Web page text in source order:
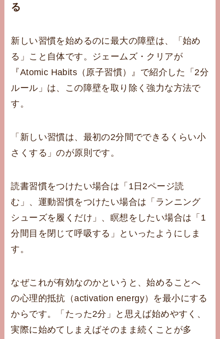
る
新しい習慣を始めるのに最大の障壁は、「始め
る」こと自体です。ジェームズ・クリアが
『Atomic Habits（原子習慣）』で紹介した「2分
ルール」は、この障壁を取り除く強力な方法で
す。
「新しい習慣は、最初の2分間でできるくらい小
さくする」のが原則です。
読書習慣をつけたい場合は「1日2ページ読
む」、運動習慣をつけたい場合は「ランニング
シューズを履くだけ」、瞑想をしたい場合は「1
分間目を閉じて呼吸する」といったようにしま
す。
なぜこれが有効なのかというと、始めることへ
の心理的抵抗（activation energy）を最小にする
からです。「たった2分」と思えば始めやすく、
実際に始めてしまえばそのまま続くことが多